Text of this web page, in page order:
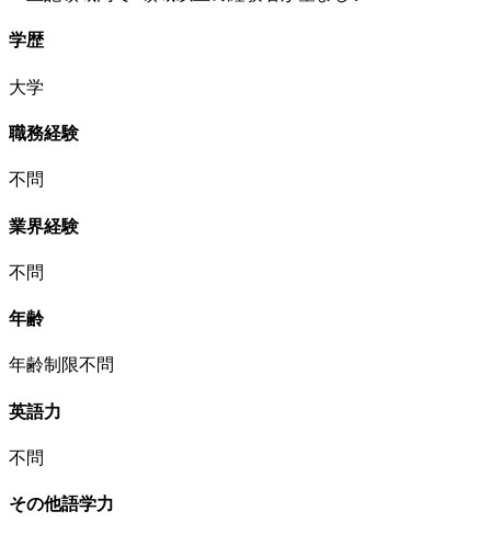
学歴
大学
職務経験
不問
業界経験
不問
年齢
年齢制限不問
英語力
不問
その他語学力